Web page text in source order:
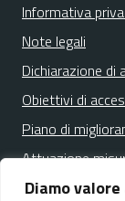
Diamo
Informativa
Note legali
Dichiarazione di
Obiettivi di
Piano di
Attuazione